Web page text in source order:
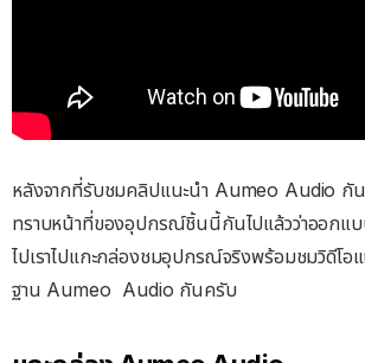
หลังจากที่รับชมคลิปแนะนำ Aumeo Audio กัน
ทราบหน้าที่ของอุปกรณ์ชิ้นนี้กันไปแล้วว่าออกแบบ
ไปเราไปแกะกล่องชมอุปกรณ์จริงพร้อมชมวิดีโอ
ฐาน Aumeo Audio กันครับ